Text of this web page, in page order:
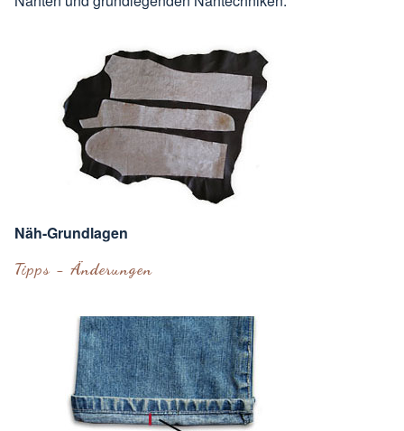
Näh-Grundlagen
Tipps - Änderungen